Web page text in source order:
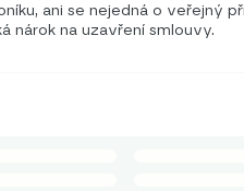
ani se nejedná o veřejný
nárok na uzavření smlouvy.